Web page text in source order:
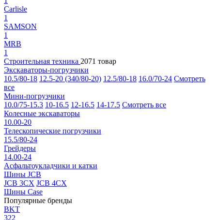
Carlisle
1
SAMSON
1
MRB
1
Строительная техника 2071 товар
Экскаваторы-погрузчики
10.5/80-18 12.5-20 (340/80-20) 12.5/80-18 16.0/70-24 Смотреть
все
Мини-погрузчики
10.0/75-15.3 10-16.5 12-16.5 14-17.5 Смотреть все
Колесные экскаваторы
10.00-20
Телескопические погрузчики
15.5/80-24
Грейдеры
14.00-24
Асфальтоукладчики и катки
Шины JCB
JCB 3CX JCB 4CX
Шины Case
Популярные бренды
BKT
322